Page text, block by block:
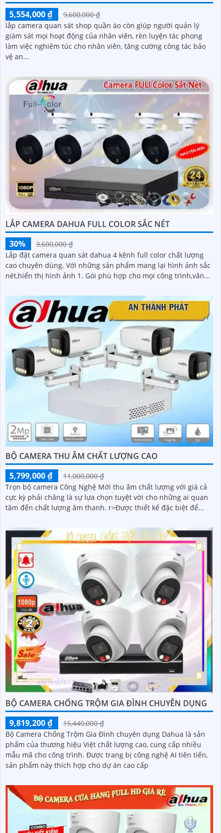
5,554,000 ₫
9,600,000 ₫
lắp camera quan sát shop quần áo còn giúp người quản lý
giám sát mọi hoạt động của nhân viên, rèn luyện tác phong
làm việc nghiêm túc cho nhân viên, tăng cường công tác bảo
vệ an...
LẮP CAMERA DAHUA FULL COLOR SẮC NÉT
30%
3,600,000 ₫
Lắp đặt camera quan sát dahua 4 kênh full color chất lượng
cao chuyên dùng. Với những sản phẩm mang lại hình ảnh sắc
nét,hiển thị hình ảnh 1. Gói phù hợp cho mọi công trình,văn...
BỘ CAMERA THU ÂM CHẤT LƯỢNG CAO
5,799,000 ₫
11,000,000 ₫
Trọn bộ camera Công Nghệ Mới thu âm chất lượng với giá cả
cực kỳ phải chăng là sự lựa chọn tuyệt vời cho những ai quan
tâm đến chất lượng âm thanh. r>Được thiết kế đặc biệt để...
BỘ CAMERA CHỐNG TRỘM GIA ĐÌNH CHUYÊN DỤNG
9,819,200 ₫
15,440,000 ₫
Bộ Camera Chống Trộm Gia Đình chuyên dụng Dahua là sản
phẩm của thương hiệu Việt chất lượng cao, cung cấp nhiều
mẫu mã cho công trình. Được trang bị công nghệ AI tiên tiến,
sản phẩm này thích hợp cho dự án cao cấp